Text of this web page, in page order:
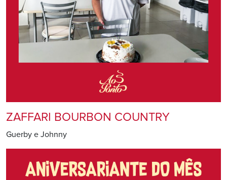
ZAFFARI BOURBON COUNTRY
Guerby e Johnny